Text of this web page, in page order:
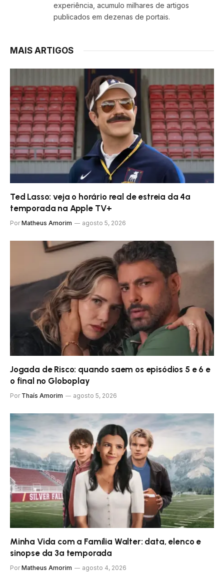
experiência, acumulo milhares de artigos
publicados em dezenas de portais.
MAIS ARTIGOS
Ted Lasso: veja o horário real de estreia da 4ª
temporada na Apple TV+
Por Matheus Amorim agosto 5, 2026
Jogada de Risco: quando saem os episódios 5 e 6 e
o final no Globoplay
Por Thaís Amorim agosto 5, 2026
Minha Vida com a Família Walter: data, elenco e
sinopse da 3ª temporada
Por Matheus Amorim agosto 4, 2026